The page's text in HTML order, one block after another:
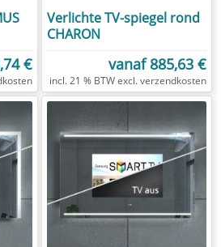
€
Verlichte TV-spiegel rond
CHARON
vanaf885,63 €
excl.verzendkosten